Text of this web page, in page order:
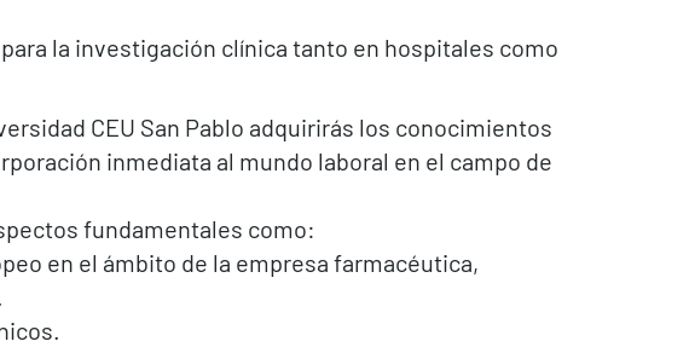
la investigación clínica tanto en hospitales como
CEU San Pablo adquirirás los conocimientos
inmediata al mundo laboral en el campo de
fundamentales como:
en el ámbito de la empresa farmacéutica,